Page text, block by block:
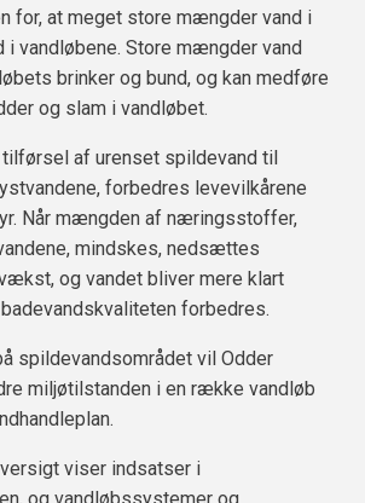
for, at meget store mængder vand i
i vandløbene. Store mængder vand
brinker og bund, og kan medføre
og slam i vandløbet.
af urenset spildevand til
forbedres levevilkårene
Når mængden af næringsstoffer,
mindskes, nedsættes
og vandet bliver mere klart
forbedres.
spildevandsområdet vil Odder
miljøtilstanden i en række vandløb
viser indsatser i